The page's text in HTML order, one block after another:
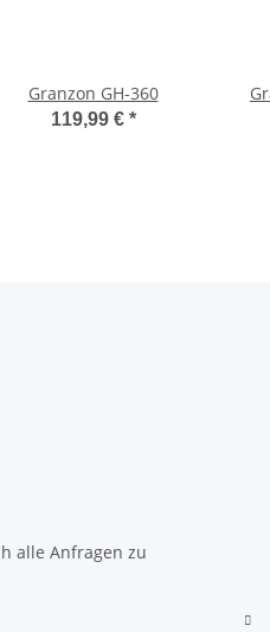
Granzon GH-360
119,99 € *
alle Anfragen zu